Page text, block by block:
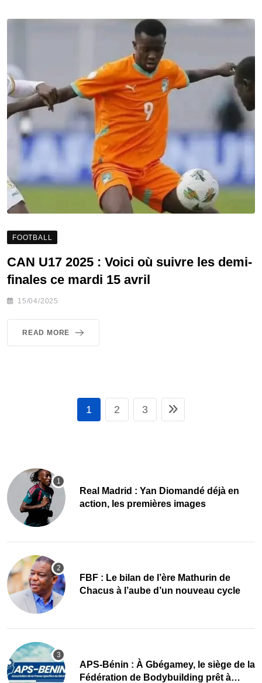
FOOTBALL
CAN U17 2025 : Voici où suivre les demi-
finales ce mardi 15 avril
15/04/2025
READ MORE
1 2 3
Real Madrid : Yan Diomandé déjà en
action, les premières images
FBF : Le bilan de l’ère Mathurin de
Chacus à l’aube d’un nouveau cycle
APS-Bénin : À Gbégamey, le siège de la
Fédération de Bodybuilding prêt à